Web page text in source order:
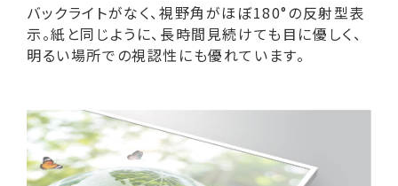
バックライトがなく、視野角がほぼ180°の反射型表
示。紙と同じように、長時間見続けても目に優しく、
明るい場所での視認性にも優れています。